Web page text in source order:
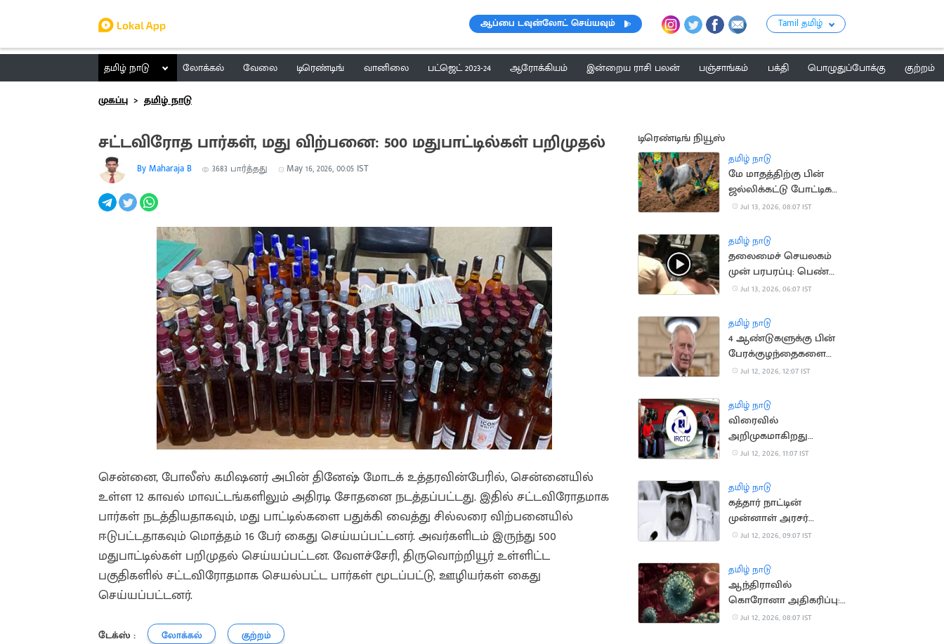
ஆப்பை டவுன்லோட் செய்யவும் Tamil தமிழ்
தமிழ் நாடு லோக்கல் வேலை டிரெண்டிங் வானிலை பட்ஜெட் 2023-24 ஆரோக்கியம் இன்றைய ராசி பலன் பஞ்சாங்கம் பக்தி பொழுதுப்போக்கு
குற்றம்
முகப்பு
தமிழ் நாடு
சட்டவிரோத பார்கள், மது விற்பனை: 500 மதுபாட்டில்கள் பறிமுதல்
By Maharaja B 3683 பார்த்தது May 16, 2026, 00:05 IST
சென்னை, போலீஸ் கமிஷனர் அபின் தினேஷ் மோடக் உத்தரவின்பேரில், சென்னையில்
உள்ள 12 காவல் மாவட்டங்களிலும் அதிரடி சோதனை நடத்தப்பட்டது. இதில் சட்டவிரோதமாக
பார்கள் நடத்தியதாகவும், மது பாட்டில்களை பதுக்கி வைத்து சில்லரை விற்பனையில்
ஈடுபட்டதாகவும் மொத்தம் 16 பேர் கைது செய்யப்பட்டனர். அவர்களிடம் இருந்து 500
மதுபாட்டில்கள் பறிமுதல் செய்யப்பட்டன. வேளச்சேரி, திருவொற்றியூர் உள்ளிட்ட
பகுதிகளில் சட்டவிரோதமாக செயல்பட்ட பார்கள் மூடப்பட்டு, ஊழியர்கள் கைது
செய்யப்பட்டனர்.
டேக்ஸ் : லோக்கல் குற்றம்
டிரெண்டிங் நியூஸ்
தமிழ் நாடு
மே மாதத்திற்கு பின்
ஜல்லிக்கட்டு போட்டிகள்
நடத்தக்கூடாது..
Jul 13, 2026, 08:07 IST
தமிழ் நாடு
தலைமைச் செயலகம்
முன் பரபரப்பு: பெண்
தற்கொலை முயற்சி!
Jul 13, 2026, 06:07 IST
தமிழ் நாடு
4 ஆண்டுகளுக்கு பின்
பேரக்குழந்தைகளை
சந்தித்த இங்கிலாந்து
Jul 12, 2026, 12:07 IST
தமிழ் நாடு
விரைவில்
அறிமுகமாகிறது
மேம்படுத்தப்பட்ட புதிய
இணையதளம்
Jul 12, 2026, 11:07 IST
தமிழ் நாடு
கத்தார் நாட்டின்
முன்னாள் அரசர்
காலமானார்
Jul 12, 2026, 09:07 IST
தமிழ் நாடு
ஆந்திராவில்
கொரோனா அதிகரிப்பு:
சுகாதாரத் துறைக்கு
Jul 12, 2026, 08:07 IST